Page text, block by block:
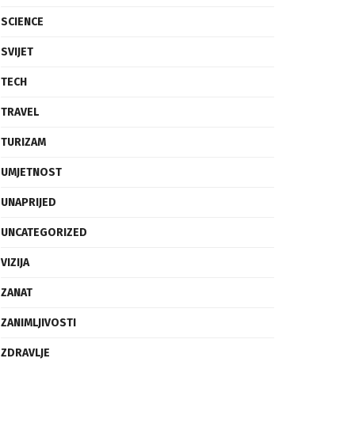
SCIENCE
SVIJET
TECH
TRAVEL
TURIZAM
UMJETNOST
UNAPRIJED
UNCATEGORIZED
VIZIJA
ZANAT
ZANIMLJIVOSTI
ZDRAVLJE